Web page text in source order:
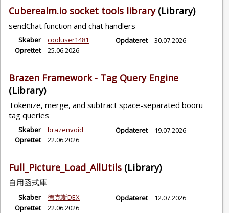
Cuberealm.io socket tools library (Library)
sendChat function and chat handlers
Skaber
cooluser1481
Oprettet
25.06.2026
Opdateret 30.07.2026
Brazen Framework - Tag Query Engine
(Library)
Tokenize, merge, and subtract space-separated booru
tag queries
Skaber
brazenvoid
Oprettet
22.06.2026
Opdateret 19.07.2026
Full_Picture_Load_AllUtils (Library)
自用函式庫
Skaber
德克斯DEX
Oprettet
22.06.2026
Opdateret 12.07.2026